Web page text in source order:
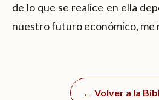
de lo que se realice en ella
nuestro futuro económico, me
← Volver a la